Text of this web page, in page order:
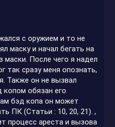
с оружием и то не
маску и начал бегать на
После чего я надел
так сразу меня опознать,
Также он не вызвал
обязан его
бэд копа он может
ПК (Статьи : 10, 20, 21). ,
процесс ареста и вызова